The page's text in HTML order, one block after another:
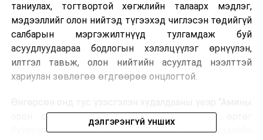
таниулах, тогтвортой хөгжлийн талаарх мэдлэг,
мэдээллийг олон нийтэд түгээхэд чиглэсэн төдийгүй
салбарын мэргэжилтнүүд тулгамдаж буй
асуудлуудаараа бодлогын хэлэлцүүлэг өрнүүлэн,
илтгэл тавьж, олон нийтийн асуултад нээлттэй
хариулан зөвлөгөө өгдгөөрөө онцлогтой.
орон сууцны шинэ технологийн шийдэл, өртөг
бууруулах боломж, чанар стандарт, ногоон зээлийн
ДЭЛГЭРЭНГҮЙ УНШИХ